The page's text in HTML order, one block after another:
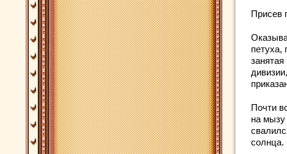
Присев
петуха,
Почти
на мызу
солнца.